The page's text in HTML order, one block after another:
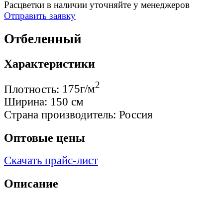
Расцветки в наличии уточняйте у менеджеров
Отправить заявку
Отбеленный
Характеристики
Плотность: 175г/м2
Ширина: 150 см
Страна производитель: Россия
Оптовые цены
Скачать прайс-лист
Описание